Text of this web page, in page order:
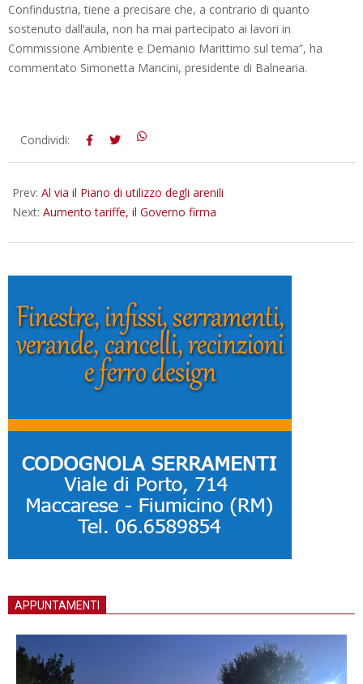
Confindustria, tiene a precisare che, a contrario di quanto
sostenuto dall’aula, non ha mai partecipato ai lavori in
Commissione Ambiente e Demanio Marittimo sul tema”, ha
commentato Simonetta Mancini, presidente di Balnearia.
2012-
Condividi:
Prev: Al via il Piano di utilizzo degli arenili
Next: Aumento tariffe, il Governo firma
APPUNTAMENTI